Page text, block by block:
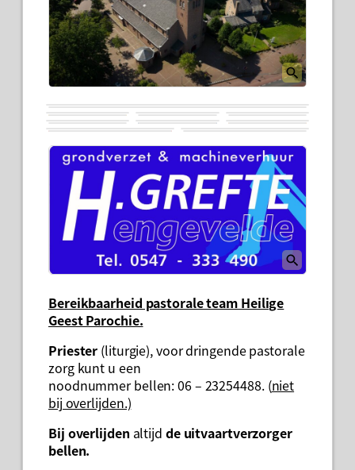
Bereikbaarheid pastorale team Heilige
Geest Parochie.
Priester (liturgie), voor dringende pastorale
zorg kunt u een
noodnummer bellen: 06 – 23254488. (niet
bij overlijden.)
Bij overlijden altijd de uitvaartverzorger
bellen.